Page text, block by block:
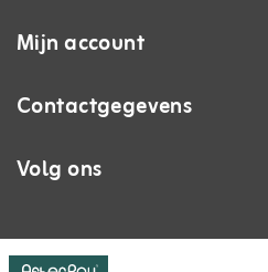
Mijn account
Contactgegevens
Volg ons